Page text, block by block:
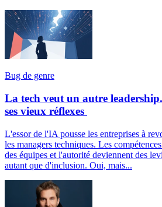
Bug de genre
La tech veut un autre
ses vieux réflexes
L'essor de l'IA pousse les entreprises à
les managers techniques. Les
des équipes et l'autorité deviennent des
autant que d'inclusion. Oui, mais...